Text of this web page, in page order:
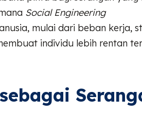
Social Engineering
mulai dari beban kerja,
individu lebih rentan